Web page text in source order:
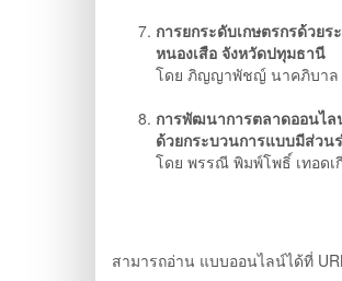
การยกระดับเกษตรกรด้วย
หนองเสือ จังหวัดปทุมธานี
โดย ภิญญาพัชญ์ นาคภิบาล
การพัฒนาการตลาดออนไล
ด้วยกระบวนการแบบมีส่วน
โดย พรรณี พิมพ์โพธิ์ เทอดเ
สามารถอ่าน แบบออนไลน์ได้ที่